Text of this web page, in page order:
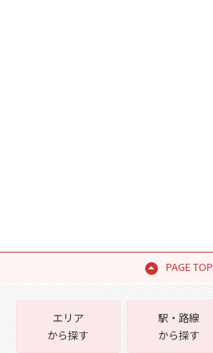
PAGE TOP
エリア
から探す
駅・路線
から探す